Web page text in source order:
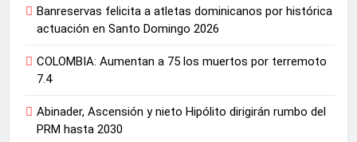
Banreservas felicita a atletas dominicanos por histórica
actuación en Santo Domingo 2026
COLOMBIA: Aumentan a 75 los muertos por terremoto
7.4
Abinader, Ascensión y nieto Hipólito dirigirán rumbo del
PRM hasta 2030